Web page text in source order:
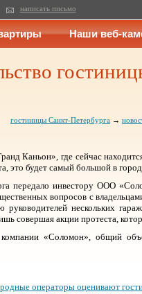
написать письмо
Наши веб-
гостиницы Санкт-Петербурга →
Каньон», где сейчас
это будет самый большой в
передало инвестору ООО
вопросов с
нескольких
совершая акции протеста,
«Соломон», общий
операторы оценивают